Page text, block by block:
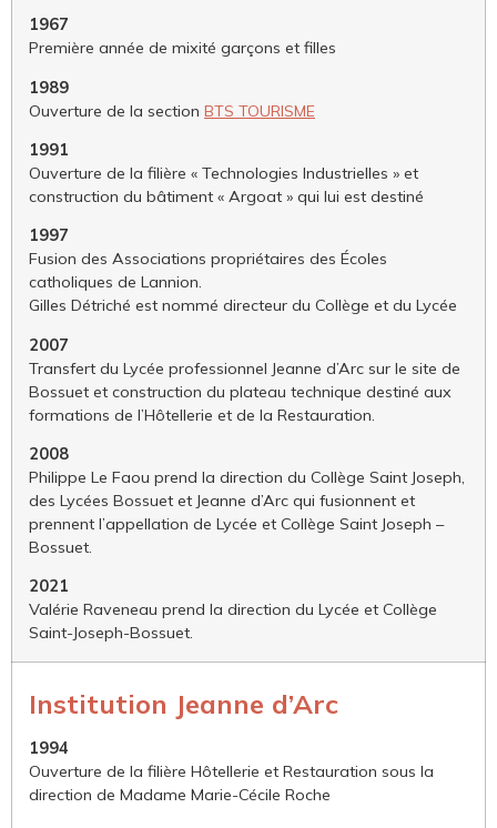
1967
Première année de mixité garçons et filles
1989
Ouverture de la section BTS TOURISME
1991
Ouverture de la filière « Technologies Industrielles » et
construction du bâtiment « Argoat » qui lui est destiné
1997
Fusion des Associations propriétaires des Écoles
catholiques de Lannion.
Gilles Détriché est nommé directeur du Collège et du Lycée
2007
Transfert du Lycée professionnel Jeanne d’Arc sur le site de
Bossuet et construction du plateau technique destiné aux
formations de l’Hôtellerie et de la Restauration.
2008
Philippe Le Faou prend la direction du Collège Saint Joseph,
des Lycées Bossuet et Jeanne d’Arc qui fusionnent et
prennent l’appellation de Lycée et Collège Saint Joseph –
Bossuet.
2021
Valérie Raveneau prend la direction du Lycée et Collège
Saint-Joseph-Bossuet.
Institution Jeanne d’Arc
1994
Ouverture de la filière Hôtellerie et Restauration sous la
direction de Madame Marie-Cécile Roche